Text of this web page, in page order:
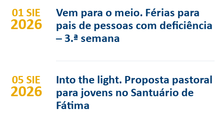
01 SIE
2026
Vem para o meio. Férias para
pais de pessoas com deficiência
– 3.ª semana
05 SIE
2026
Into the light. Proposta pastoral
para jovens no Santuário de
Fátima